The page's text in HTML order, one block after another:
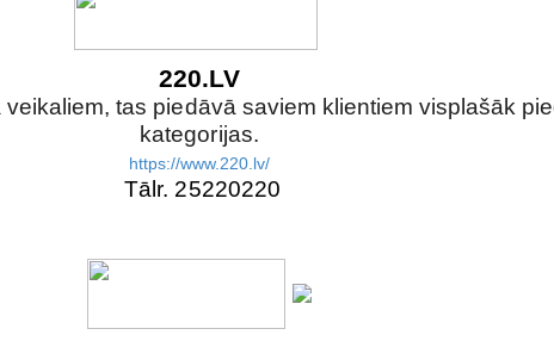
220.LV
tas piedāvā saviem klientiem visplašāk
kategorijas.
https://www.220.lv/
Tālr. 25220220